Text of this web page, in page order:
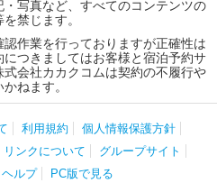
写真など、すべてのコンテンツの
禁じます。
作業を行っておりますが正確性は
つきましてはお客様と宿泊予約サ
会社カカクコムは契約の不履行や
ねます。
利用規約
個人情報保護方針
リンクについて
グループサイト
ヘルプ PC版で見る